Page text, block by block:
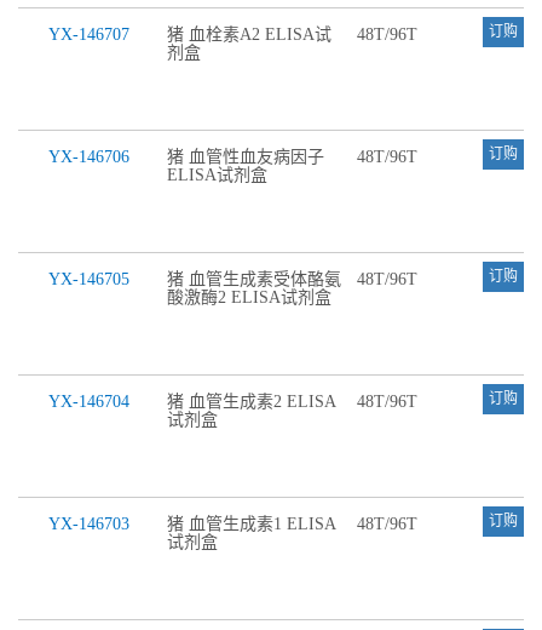
YX-146707
猪 血栓素A2 ELISA试
剂盒
48T/96T 订购
YX-146706
猪 血管性血友病因子
ELISA试剂盒
48T/96T 订购
YX-146705
猪 血管生成素受体酪氨
酸激酶2 ELISA试剂盒
48T/96T 订购
YX-146704
猪 血管生成素2 ELISA
试剂盒
48T/96T 订购
YX-146703
猪 血管生成素1 ELISA
试剂盒
48T/96T 订购